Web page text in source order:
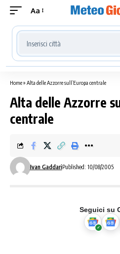
Aa
Cerca località meteo
Home» Alta delle Azzorre sull’Europa centrale
Alta delle Azzorre
centrale
Ivan GaddariPublished: 10/08/2005
Seguici su